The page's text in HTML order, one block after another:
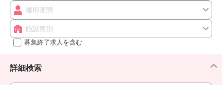
雇用形態
施設種別
募集終了求人を含む
詳細検索